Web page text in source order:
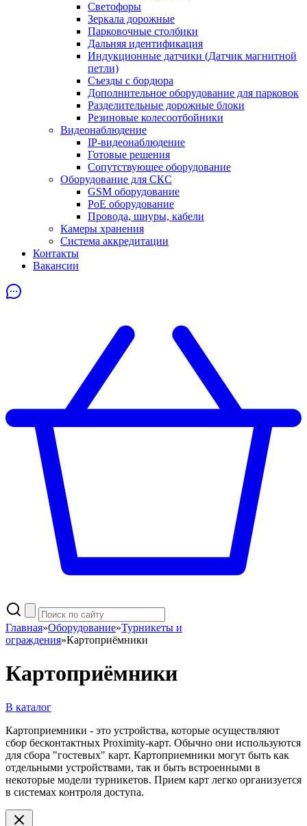
Светофоры
Зеркала дорожные
Парковочные столбики
Дальняя идентификация
Индукционные датчики (Датчик магнитной
петли)
Съезды с бордюра
Дополнительное оборудование для парковок
Разделительные дорожные блоки
Резиновые колесоотбойники
Видеонаблюдение
IP-видеонаблюдение
Готовые решения
Сопутствующее оборудование
Оборудование для СКС
GSM оборудование
PoE оборудование
Провода, шнуры, кабели
Камеры хранения
Система аккредитации
Контакты
Вакансии
Главная»Оборудование»Турникеты и
ограждения»Картоприёмники
Картоприёмники
В каталог
Картоприемники - это устройства, которые осуществляют
сбор бесконтактных Proximity-карт. Обычно они используются
для сбора "гостевых" карт. Картоприемники могут быть как
отдельными устройствами, так и быть встроенными в
некоторые модели турникетов. Прием карт легко организуется
в системах контроля доступа.